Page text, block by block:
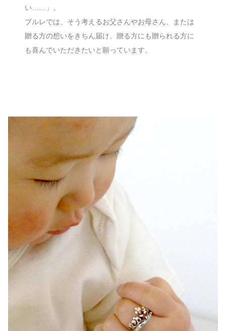
い……」。
ブルレでは、そう考えるお父さんやお母さん、または
贈る方の想いをきちん届け、贈る方にも贈られる方に
も喜んでいただきたいと願っています。